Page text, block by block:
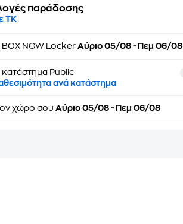
παράδοσης
ΤΚ
BOX NOW Locker Αύριο 05/08 - Πεμ 06/08
κατάστημα Public
ανά κατάστημα
χώρο σου Αύριο 05/08 - Πεμ 06/08